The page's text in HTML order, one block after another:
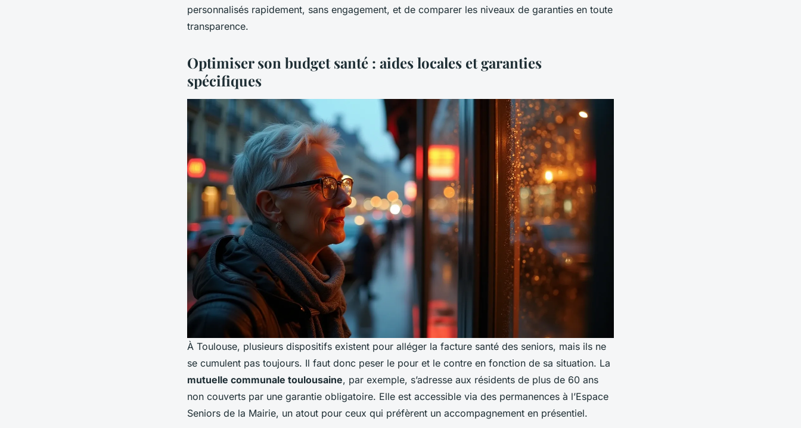
personnalisés rapidement, sans engagement, et de comparer les niveaux de garanties en toute
transparence.
Optimiser son budget santé : aides locales et garanties
spécifiques
À Toulouse, plusieurs dispositifs existent pour alléger la facture santé des seniors, mais ils ne
se cumulent pas toujours. Il faut donc peser le pour et le contre en fonction de sa situation. La
mutuelle communale toulousaine, par exemple, s’adresse aux résidents de plus de 60 ans
non couverts par une garantie obligatoire. Elle est accessible via des permanences à l’Espace
Seniors de la Mairie, un atout pour ceux qui préfèrent un accompagnement en présentiel.